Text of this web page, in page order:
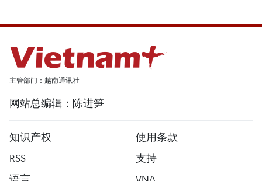
主管部门：越南通讯社
网站总编辑：陈进笋
知识产权
使用条款
RSS
支持